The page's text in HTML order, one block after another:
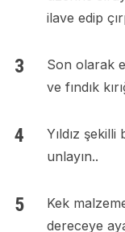
ilave edip
Son olarak
ve fındık
Yıldız şekilli
unlayın..
Kek
dereceye